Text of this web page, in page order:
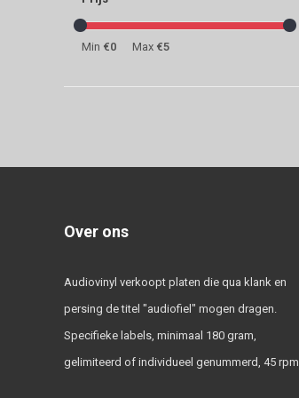
Min €0 Max €5
Over ons
Audiovinyl verkoopt platen die qua klank en
persing de titel "audiofiel" mogen dragen.
Specifieke labels, minimaal 180 gram,
gelimiteerd of individueel genummerd, 45 rpm.